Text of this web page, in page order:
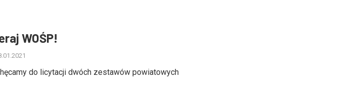
WOŚP!
do licytacji dwóch zestawów powiatowych